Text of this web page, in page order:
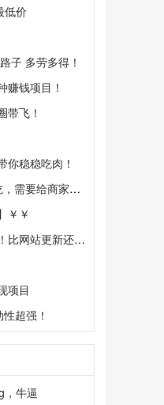
低价
子 多劳多得！
赚钱项目！
带飞！
你稳稳吃肉！
要给商家好评
￥￥
站更新还精彩！
项目
超强！
，牛逼